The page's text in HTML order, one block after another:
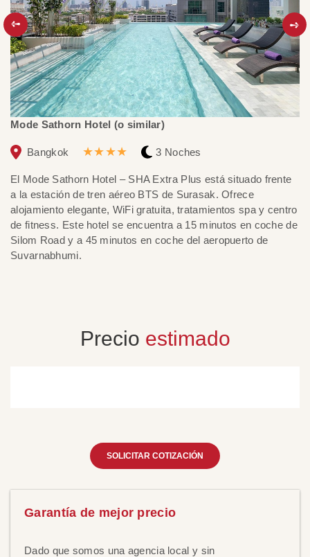
Mode Sathorn Hotel (o similar)
Bangkok ★★★★ 3 Noches
El Mode Sathorn Hotel – SHA Extra Plus está situado frente
a la estación de tren aéreo BTS de Surasak. Ofrece
alojamiento elegante, WiFi gratuita, tratamientos spa y centro
de fitness. Este hotel se encuentra a 15 minutos en coche de
Silom Road y a 45 minutos en coche del aeropuerto de
Suvarnabhumi.
Precio estimado
SOLICITAR COTIZACIÓN
Garantía de mejor precio
Dado que somos una agencia local y sin